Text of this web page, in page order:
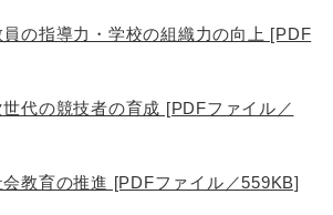
員の指導力・学校の組織力の向上 [PDF
世代の競技者の育成 [PDFファイル／
会教育の推進 [PDFファイル／559KB]